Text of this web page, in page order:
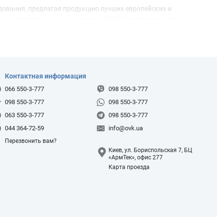
предлагая продукцию лучших европейских и
сервоприводом для точного контроля
с помощью фланцевого соединения, фиксируются
в выборе модели, исходя из ваших индивидуальных
по самым выгодным ценам. Мы быстро оформим заказ и
Звоните — мы готовы к сотрудничеству!
Контактная информация
066 550-3-777
098 550-3-777
063 550-3-777
044 364-72-59
Перезвонить вам?
098 550-3-777
098 550-3-777
098 550-3-777
info@ovk.ua
Киев, ул. Бориспольская 7, БЦ
«АрмТек», офис 277
Карта проезда